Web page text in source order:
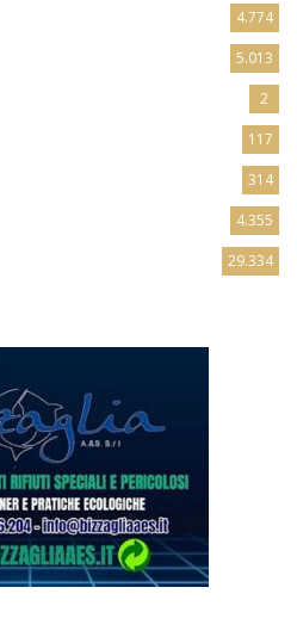
4.774
5.013
2
117
314
4.355
29.334